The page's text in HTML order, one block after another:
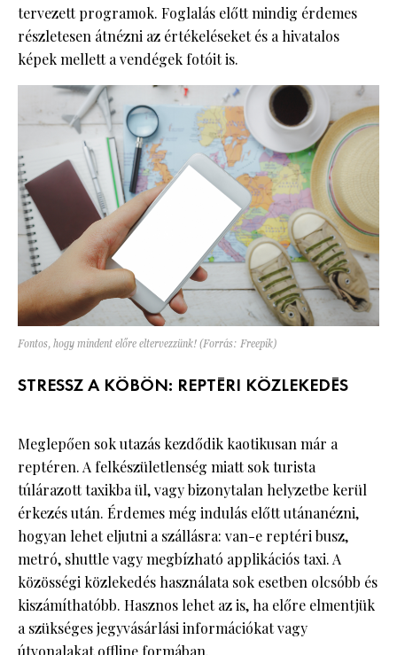
tervezett programok. Foglalás előtt mindig érdemes
részletesen átnézni az értékeléseket és a hivatalos
képek mellett a vendégek fotóit is.
Fontos, hogy mindent előre eltervezzünk! (Forrás: Freepik)
STRESSZ A KÖBÖN: REPTÉRI KÖZLEKEDÉS
Meglepően sok utazás kezdődik kaotikusan már a
reptéren. A felkészületlenség miatt sok turista
túlárazott taxikba ül, vagy bizonytalan helyzetbe kerül
érkezés után. Érdemes még indulás előtt utánanézni,
hogyan lehet eljutni a szállásra: van-e reptéri busz,
metró, shuttle vagy megbízható applikációs taxi. A
közösségi közlekedés használata sok esetben olcsóbb és
kiszámíthatóbb. Hasznos lehet az is, ha előre elmentjük
a szükséges jegyvásárlási információkat vagy
útvonalakat offline formában.